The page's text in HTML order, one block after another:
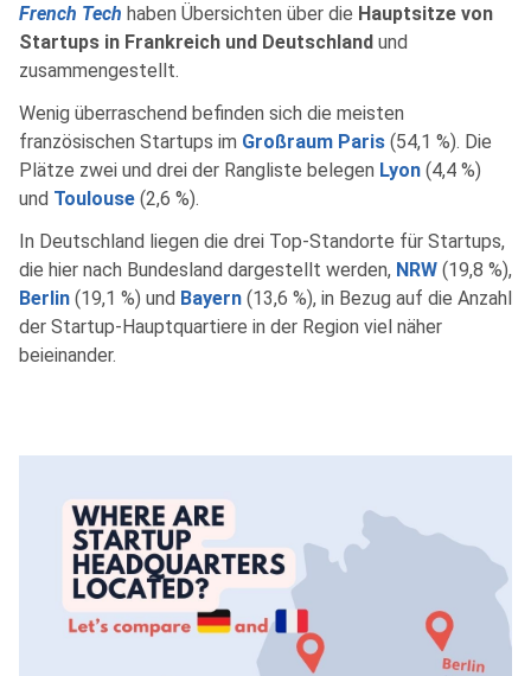
French Tech haben Übersichten über die Hauptsitze von
Startups in Frankreich und Deutschland und
zusammengestellt.
Wenig überraschend befinden sich die meisten
französischen Startups im Großraum Paris (54,1 %). Die
Plätze zwei und drei der Rangliste belegen Lyon (4,4 %)
und Toulouse (2,6 %).
In Deutschland liegen die drei Top-Standorte für Startups,
die hier nach Bundesland dargestellt werden, NRW (19,8 %),
Berlin (19,1 %) und Bayern (13,6 %), in Bezug auf die Anzahl
der Startup-Hauptquartiere in der Region viel näher
beieinander.